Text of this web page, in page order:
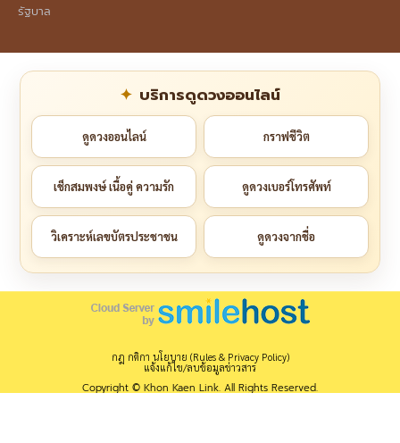
รัฐบาล
บริการดูดวงออนไลน์
ดูดวงออนไลน์ กราฟชีวิต
เช็กสมพงษ์ เนื้อคู่ ความรัก ดูดวงเบอร์โทรศัพท์
วิเคราะห์เลขบัตรประชาชน ดูดวงจากชื่อ
กฎ กติกา นโยบาย (Rules & Privacy Policy)
แจ้งแก้ไข/ลบข้อมูลข่าวสาร
Copyright © Khon Kaen Link. All Rights Reserved.